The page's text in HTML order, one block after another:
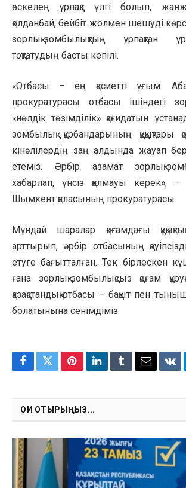
өскелең ұрпаққа үлгі болып,
қолданбай, бейбіт жолмен шешуді
зорлық-зомбылықтың ұрпақтан
тоқтатудың басты кепілі.
«Отбасы – ең қасиетті ұғым.
прокуратурасы отбасы ішіндегі
«нөлдік төзімділік» қағидатын
зомбылық құрбандарының құқықтары
кінәлілердің заң алдында жауап
етеміз. Әрбір азамат зорлық-
хабарлап, үнсіз қалмауы керек»,
Шымкент қаласының прокуратурасы.
Мұндай шаралар қоғамдағы
арттырып, әрбір отбасының
етуге бағытталған. Тек бірлескен
ғана зорлық-зомбылықсыз қоғам
қазақстандық отбасы – бақыт пен
болатынына сенімдіміз.
Facebook
TwitterPinterestLinkedInTumblrEmail
ОҚИ ОТЫРЫҢЫЗ...